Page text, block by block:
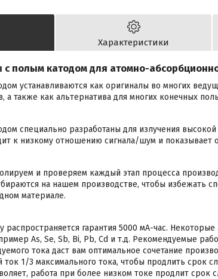
Характеристики
полым катодом для атомно-
устанавливаются как оригиналы во многих
также как альтернатива для многих конечных
специально разработаны для излучения
к низкому отношению сигнала/шум и показывает
и проверяем каждый этап процесса
на нашем производстве, чтобы избежать
материале.
гарантия 5000 мА-час.
As, Se, Sb, Bi, Pb, Cd и т.д. Рекомендуемые
тока даст вам оптимальное сочетание
1/3 максимального тока, чтобы продлить срок
работа при более низком токе продлит